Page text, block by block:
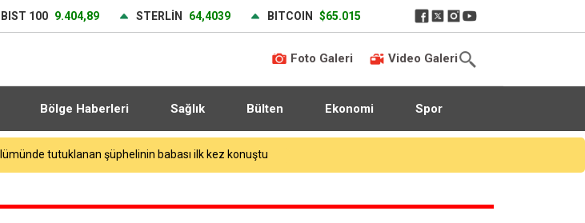
BIST 100 9.404,89 STERLİN 64,4039 BITCOIN $65.015
Foto Galeri Video Galeri
Bölge Haberleri Sağlık Bülten Ekonomi Spor